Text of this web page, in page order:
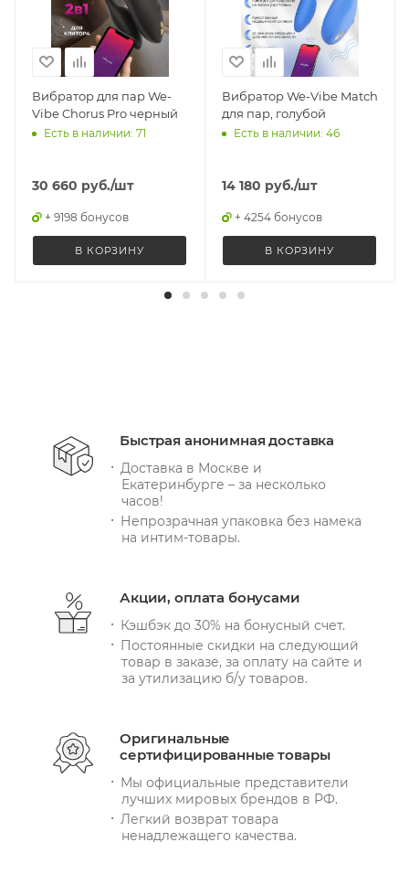
Вибратор для пар We-
Vibe Chorus Pro черный
Есть в наличии: 71
30 660 руб./шт
+ 9198 бонусов
В КОРЗИНУ
Вибратор We-Vibe Match
для пар, голубой
Есть в наличии: 46
14 180 руб./шт
+ 4254 бонусов
В КОРЗИНУ
Быстрая анонимная доставка
Доставка в Москве и
Екатеринбурге – за несколько
часов!
Непрозрачная упаковка без намека
на интим-товары.
Акции, оплата бонусами
Кэшбэк до 30% на бонусный счет.
Постоянные скидки на следующий
товар в заказе, за оплату на сайте и
за утилизацию б/у товаров.
Оригинальные
сертифицированные товары
Мы официальные представители
лучших мировых брендов в РФ.
Легкий возврат товара
ненадлежащего качества.